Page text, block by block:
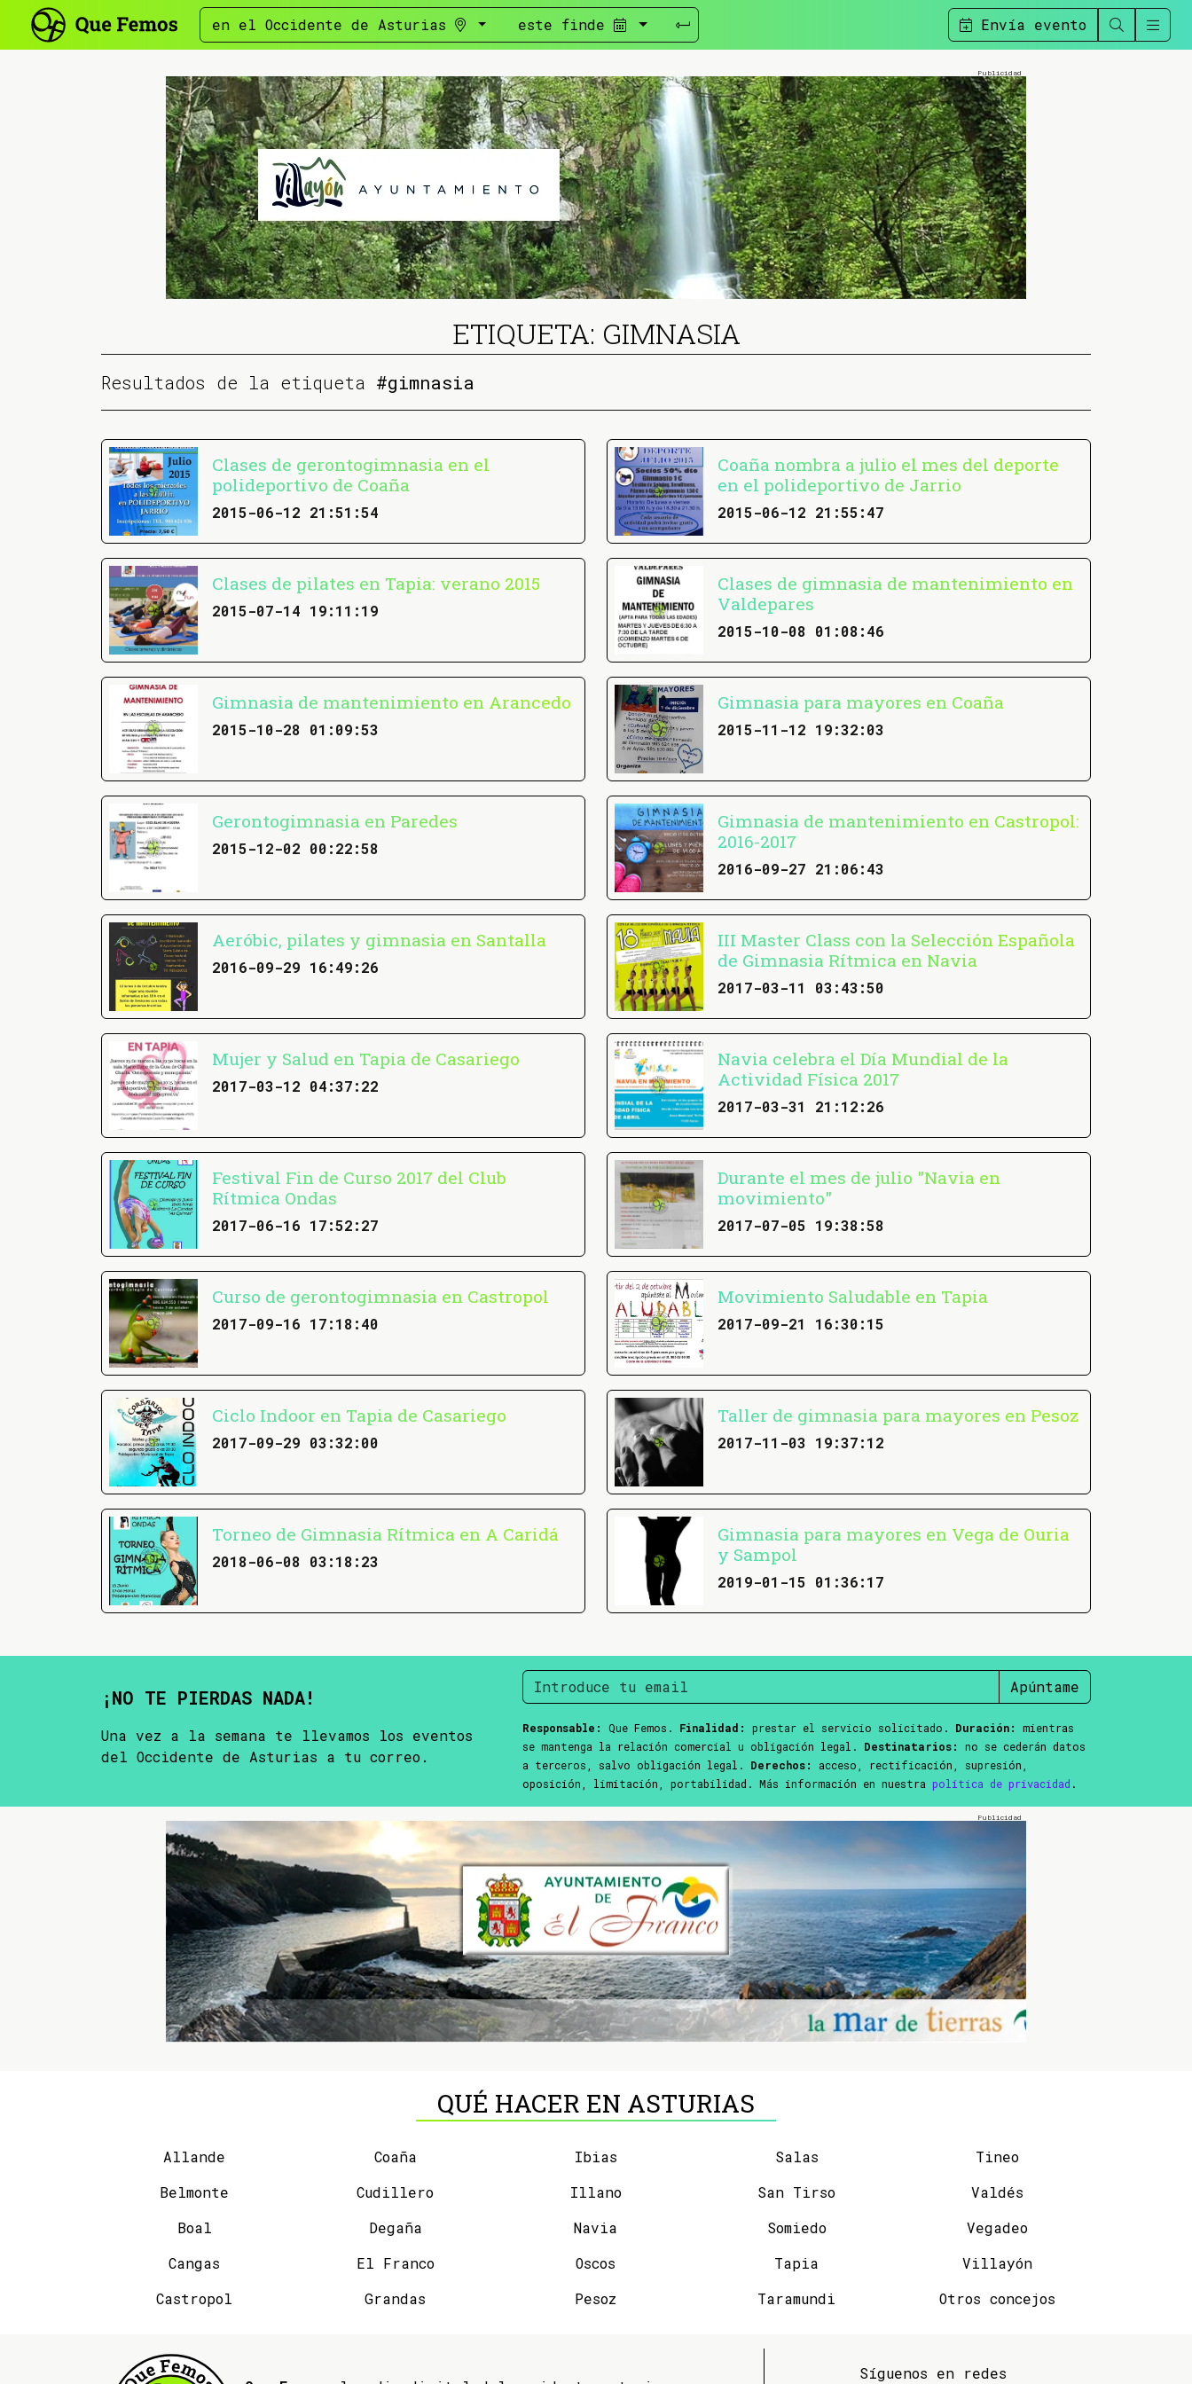
en el Occidente de Asturias este finde Envía evento
ETIQUETA: GIMNASIA
Resultados de la etiqueta #gimnasia
Clases de gerontogimnasia en el
polideportivo de Coaña
2015-06-12 21:51:54
Coaña nombra a julio el mes del deporte
en el polideportivo de Jarrio
2015-06-12 21:55:47
Clases de pilates en Tapia: verano 2015
2015-07-14 19:11:19
Clases de gimnasia de mantenimiento en
Valdepares
2015-10-08 01:08:46
Gimnasia de mantenimiento en Arancedo
2015-10-28 01:09:53
Gimnasia para mayores en Coaña
2015-11-12 19:32:03
Gerontogimnasia en Paredes
2015-12-02 00:22:58
Gimnasia de mantenimiento en Castropol:
2016-2017
2016-09-27 21:06:43
Aeróbic, pilates y gimnasia en Santalla
2016-09-29 16:49:26
III Master Class con la Selección Española
de Gimnasia Rítmica en Navia
2017-03-11 03:43:50
Mujer y Salud en Tapia de Casariego
2017-03-12 04:37:22
Navia celebra el Día Mundial de la
Actividad Física 2017
2017-03-31 21:12:26
Festival Fin de Curso 2017 del Club
Rítmica Ondas
2017-06-16 17:52:27
Durante el mes de julio "Navia en
movimiento"
2017-07-05 19:38:58
Curso de gerontogimnasia en Castropol
2017-09-16 17:18:40
Movimiento Saludable en Tapia
2017-09-21 16:30:15
Ciclo Indoor en Tapia de Casariego
2017-09-29 03:32:00
Taller de gimnasia para mayores en Pesoz
2017-11-03 19:37:12
Torneo de Gimnasia Rítmica en A Caridá
2018-06-08 03:18:23
Gimnasia para mayores en Vega de Ouria
y Sampol
2019-01-15 01:36:17
¡NO TE PIERDAS NADA!
Una vez a la semana te llevamos los eventos
del Occidente de Asturias a tu correo.
Apúntame
Responsable: Que Femos. Finalidad: prestar el servicio solicitado. Duración:
mientras
se mantenga la relación comercial u obligación legal. Destinatarios:
no se cederán datos
a terceros, salvo obligación legal. Derechos:
acceso, rectificación, supresión,
oposición, limitación, portabilidad. Más información en nuestra política de privacidad .
QUÉ HACER EN ASTURIAS
Allande
Belmonte
Boal
Cangas
Castropol
Coaña
Cudillero
Degaña
El Franco
Grandas
Ibias
Illano
Navia
Oscos
Pesoz
Salas
San Tirso
Somiedo
Tapia
Taramundi
Tineo
Valdés
Vegadeo
Villayón
Otros concejos
Síguenos en redes